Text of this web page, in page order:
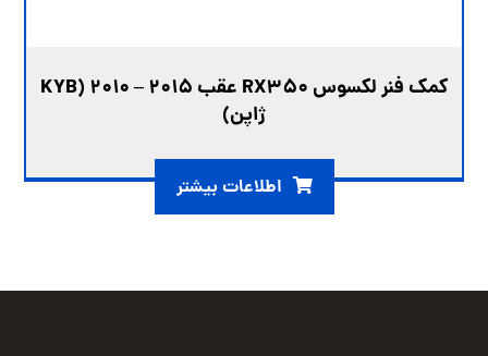
کمک فنر لکسوس RX350 عقب 2015 – 2010 (KYB
ژاپن)
اطلاعات بیشتر